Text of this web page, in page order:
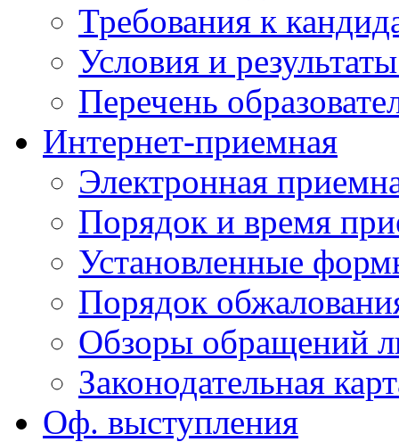
Требования к
Условия и
Перечень
Интернет-приемная
Электронная
Порядок и время
Установленные
Порядок
Обзоры обращений
Законодательная
Оф. выступления